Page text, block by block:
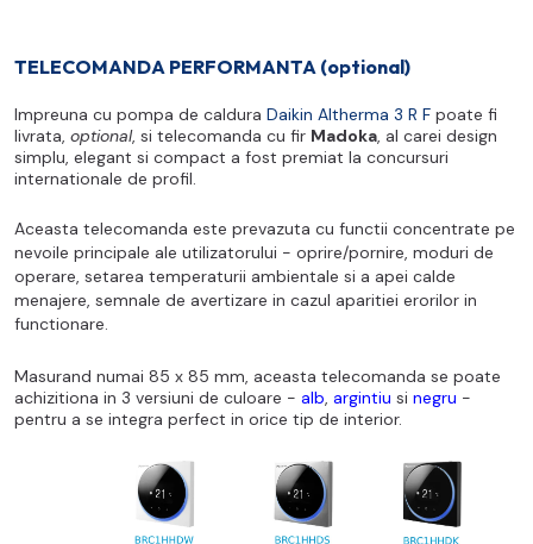
TELECOMANDA PERFORMANTA (optional)
Impreuna cu pompa de caldura Daikin Altherma 3 R F poate fi
livrata, optional, si telecomanda cu fir Madoka, al carei design
simplu, elegant si compact a fost premiat la concursuri
internationale de profil.
Aceasta telecomanda este prevazuta cu functii concentrate pe
nevoile principale ale utilizatorului - oprire/pornire, moduri de
operare, setarea temperaturii ambientale si a apei calde
menajere, semnale de avertizare in cazul aparitiei erorilor in
functionare.
Masurand numai 85 x 85 mm, aceasta telecomanda se poate
achizitiona in 3 versiuni de culoare - alb, argintiu si negru -
pentru a se integra perfect in orice tip de interior.